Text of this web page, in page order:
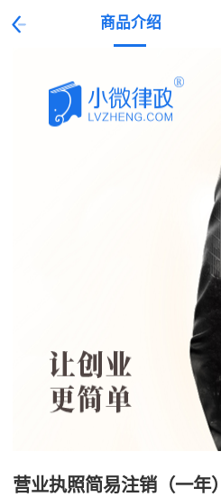
商品介绍
营业执照简易注销（一年）